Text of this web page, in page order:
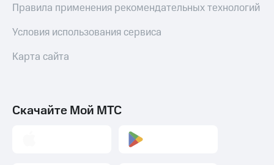
Правила применения рекомендательных технологий
Условия использования сервиса
Карта сайта
Скачайте Мой МТС